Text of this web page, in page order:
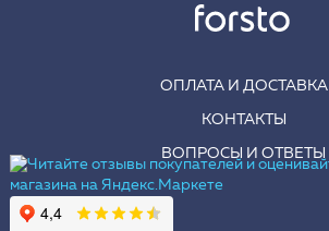
ОПЛАТА И ДОСТАВКА
КОНТАКТЫ
ВОПРОСЫ И ОТВЕТЫ